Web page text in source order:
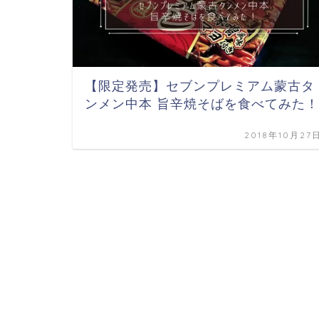
【限定発売】セブンプレミアム蒙古タ
ンメン中本 旨辛焼そばを食べてみた！
2018年10月27